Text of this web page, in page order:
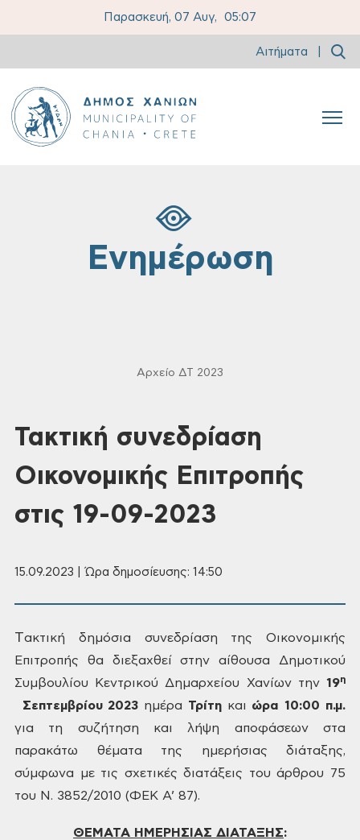
Παρασκευή, 07 Αυγ, 05:07
Αιτήματα
Ενημέρωση
Αρχείο ΔΤ 2023
Τακτική συνεδρίαση
Οικονομικής Επιτροπής
στις 19-09-2023
15.09.2023 | Ώρα δημοσίευσης: 14:50
Τακτική δημόσια συνεδρίαση της Οικονομικής
Επιτροπής θα διεξαχθεί στην αίθουσα Δημοτικού
Συμβουλίου Κεντρικού Δημαρχείου Χανίων την19η
Σεπτεμβρίου2023 ημέρα Τρίτη και ώρα 10:00 π.μ.
για τη συζήτηση και λήψη αποφάσεων στα
παρακάτω θέματα της ημερήσιας διάταξης,
σύμφωνα με τις σχετικές διατάξεις του άρθρου 75
του Ν. 3852/2010 (ΦΕΚ Α’ 87).
ΘΕΜΑΤΑ ΗΜΕΡΗΣΙΑΣ ΔΙΑΤΑΞΗΣ: